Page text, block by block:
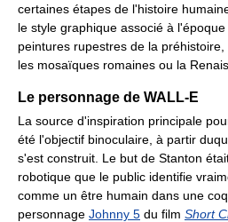
certaines étapes de l'histoire
le style graphique associé à
peintures rupestres de la
les mosaïques romaines ou la
Le personnage de WALL-E
La source d'inspiration principale
été l'objectif binoculaire, à partir
s'est construit. Le but de Stanton
robotique que le public identifie
comme un être humain dans une
personnage Johnny 5 du film Short